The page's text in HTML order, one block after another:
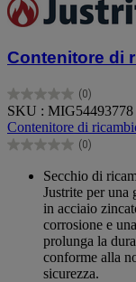
Contenitore di
(0)
0.0
su
5
stelle.
SKU : MIG54493778
Contenitore di
(0)
0.0
Secchio di
Justrite per una
in acciaio
corrosione e
prolunga la
conforme alla
sicurezza.